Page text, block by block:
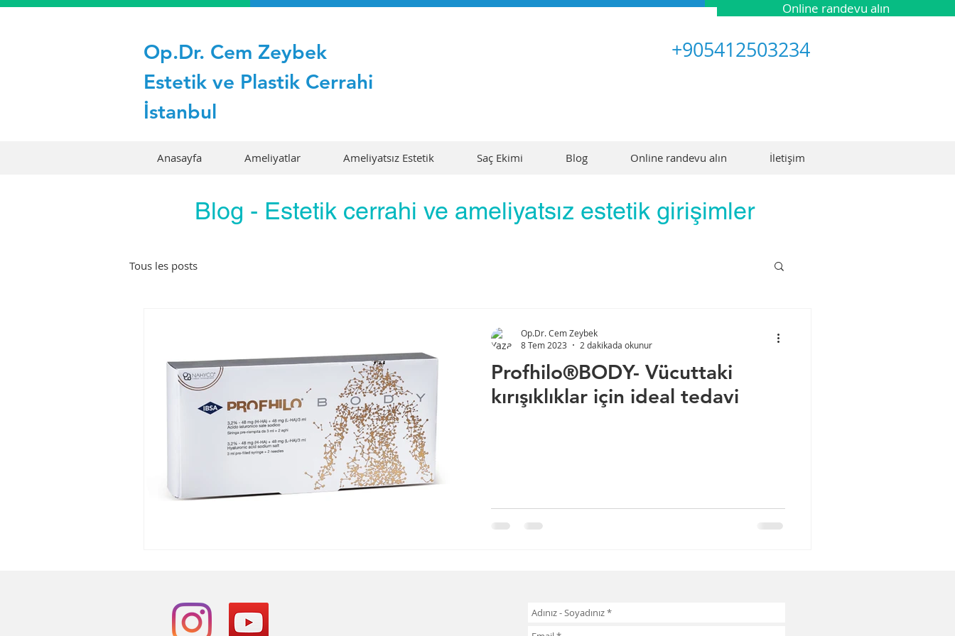
Online randevu alın
Op.Dr. Cem Zeybek
Estetik ve Plastik Cerrahi
İstanbul
+905412503234
Anasayfa Ameliyatlar Ameliyatsız Estetik Saç Ekimi Blog Online randevu alın İletişim
Blog - Estetik cerrahi ve ameliyatsız estetik girişimler
Tous les posts
Profhilo®BODY- Vücuttaki
kırışıklıklar için ideal tedavi
Op.Dr. Cem Zeybek
8 Tem 2023
2 dakikada okunur